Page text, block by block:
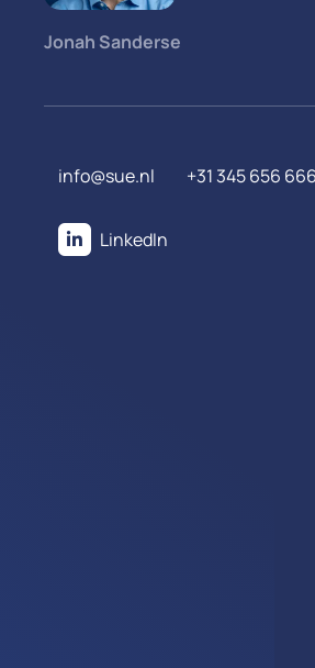
Jonah Sanderse
info@sue.nl +31 345 656 666
LinkedIn